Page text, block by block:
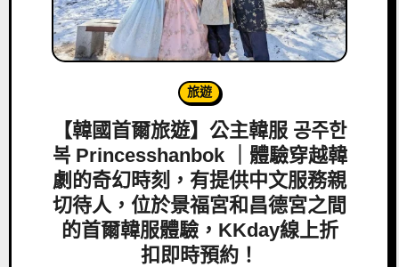
旅遊
【韓國首爾旅遊】公主韓服 공주한
복 Princesshanbok ｜體驗穿越韓
劇的奇幻時刻，有提供中文服務親
切待人，位於景福宮和昌德宮之間
的首爾韓服體驗，KKday線上折
扣即時預約！